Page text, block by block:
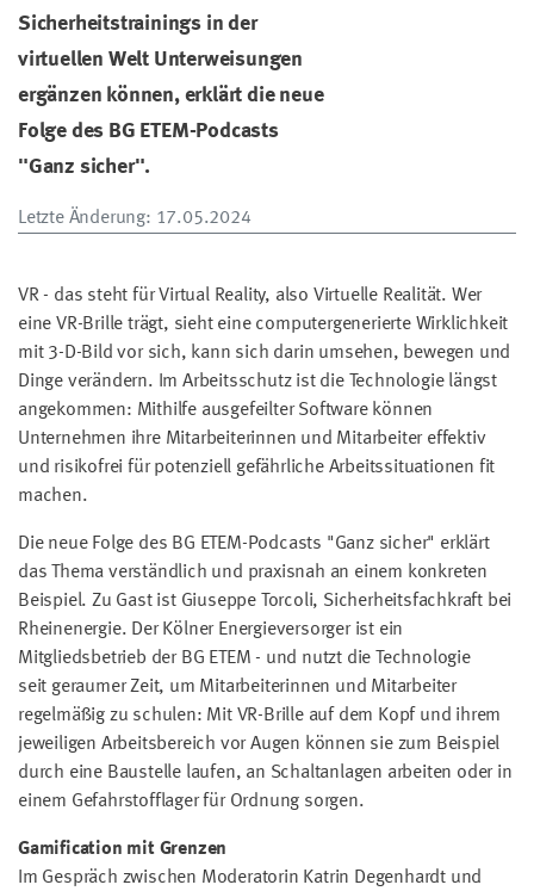
Sicherheitstrainings in der
virtuellen Welt Unterweisungen
ergänzen können, erklärt die neue
Folge des BG ETEM-Podcasts
"Ganz sicher".
Letzte Änderung: 17.05.2024
VR - das steht für Virtual Reality, also Virtuelle Realität. Wer
eine VR-Brille trägt, sieht eine computergenerierte Wirklichkeit
mit 3-D-Bild vor sich, kann sich darin umsehen, bewegen und
Dinge verändern. Im Arbeitsschutz ist die Technologie längst
angekommen: Mithilfe ausgefeilter Software können
Unternehmen ihre Mitarbeiterinnen und Mitarbeiter effektiv
und risikofrei für potenziell gefährliche Arbeitssituationen fit
machen.
Die neue Folge des BG ETEM-Podcasts "Ganz sicher" erklärt
das Thema verständlich und praxisnah an einem konkreten
Beispiel. Zu Gast ist Giuseppe Torcoli, Sicherheitsfachkraft bei
Rheinenergie. Der Kölner Energieversorger ist ein
Mitgliedsbetrieb der BG ETEM - und nutzt die Technologie
seit geraumer Zeit, um Mitarbeiterinnen und Mitarbeiter
regelmäßig zu schulen: Mit VR-Brille auf dem Kopf und ihrem
jeweiligen Arbeitsbereich vor Augen können sie zum Beispiel
durch eine Baustelle laufen, an Schaltanlagen arbeiten oder in
einem Gefahrstofflager für Ordnung sorgen.
Gamification mit Grenzen
Im Gespräch zwischen Moderatorin Katrin Degenhardt und